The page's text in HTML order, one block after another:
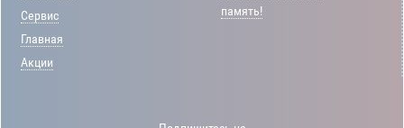
Сервис
Главная
Акции
память!